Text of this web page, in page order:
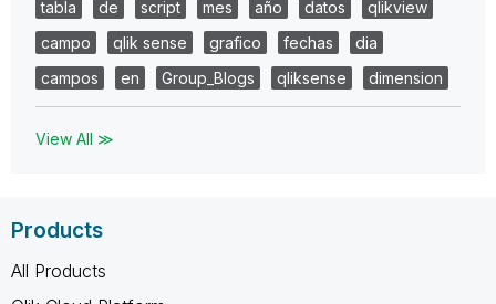
tabla
de script mes año datos
qlikview
campo
qlik sense grafico fechas
dia
campos
en Group_Blogs qliksense dimension
View All ≫
Products
All Products